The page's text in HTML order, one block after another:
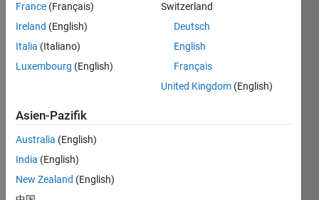
We propose
implementation
of the P 1
method for
the
numerical
solutions of
problem and
France (Français)
Ireland (English)
Italia (Italiano)
Luxembourg (English)
Switzerland
Deutsch
English
Français
United Kingdom (English)
Asien-Pazifik
Australia (English)
India (English)
New Zealand (English)